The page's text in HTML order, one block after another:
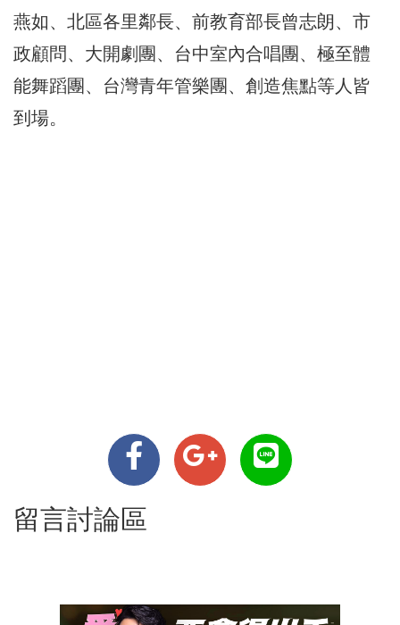
燕如、北區各里鄰長、前教育部長曾志朗、市
政顧問、大開劇團、台中室內合唱團、極至體
能舞蹈團、台灣青年管樂團、創造焦點等人皆
到場。
留言討論區